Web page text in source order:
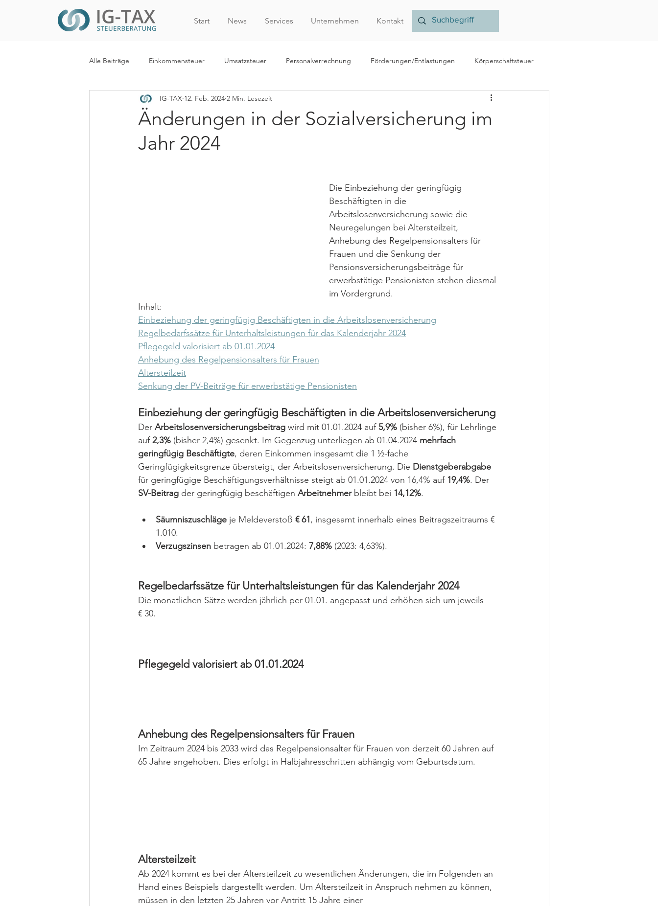
Start News Services Unternehmen Kontakt
Alle Beiträge Einkommensteuer Umsatzsteuer Personalverrechnung Förderungen/Entlastungen Körperschaftsteuer
Internationales Steuerrecht Rechnungslegung/Bilanzierung Ertragsteuer
Kapitalertragsteuer
Änderungen in der Sozialversicherung im
Jahr 2024
IG-TAX 12. Feb. 2024 2 Min. Lesezeit
Die Einbeziehung der geringfügig
Beschäftigten in die
Arbeitslosenversicherung sowie die
Neuregelungen bei Altersteilzeit,
Anhebung des Regelpensionsalters für
Frauen und die Senkung der
Pensionsversicherungsbeiträge für
erwerbstätige Pensionisten stehen diesmal
im Vordergrund.
Inhalt:
Einbeziehung der geringfügig Beschäftigten in die Arbeitslosenversicherung
Regelbedarfssätze für Unterhaltsleistungen für das Kalenderjahr 2024
Pflegegeld valorisiert ab 01.01.2024
Anhebung des Regelpensionsalters für Frauen
Altersteilzeit
Senkung der PV-Beiträge für erwerbstätige Pensionisten
Einbeziehung der geringfügig Beschäftigten in die Arbeitslosenversicherung
Der Arbeitslosenversicherungsbeitrag wird mit 01.01.2024 auf 5,9% (bisher 6%), für Lehrlinge
auf 2,3% (bisher 2,4%) gesenkt. Im Gegenzug unterliegen ab 01.04.2024 mehrfach
geringfügig Beschäftigte, deren Einkommen insgesamt die 1 ½-fache
Geringfügigkeitsgrenze übersteigt, der Arbeitslosenversicherung. Die Dienstgeberabgabe
für geringfügige Beschäftigungsverhältnisse steigt ab 01.01.2024 von 16,4% auf 19,4%. Der
SV-Beitrag der geringfügig beschäftigen Arbeitnehmer bleibt bei 14,12%.
Säumniszuschläge je Meldeverstoß € 61, insgesamt innerhalb eines Beitragszeitraums €
1.010.
Verzugszinsen betragen ab 01.01.2024: 7,88% (2023: 4,63%).
Regelbedarfssätze für Unterhaltsleistungen für das Kalenderjahr 2024
Die monatlichen Sätze werden jährlich per 01.01. angepasst und erhöhen sich um jeweils
€ 30.
Pflegegeld valorisiert ab 01.01.2024
Anhebung des Regelpensionsalters für Frauen
Im Zeitraum 2024 bis 2033 wird das Regelpensionsalter für Frauen von derzeit 60 Jahren auf
65 Jahre angehoben. Dies erfolgt in Halbjahresschritten abhängig vom Geburtsdatum.
Altersteilzeit
Ab 2024 kommt es bei der Altersteilzeit zu wesentlichen Änderungen, die im Folgenden an
Hand eines Beispiels dargestellt werden. Um Altersteilzeit in Anspruch nehmen zu können,
müssen in den letzten 25 Jahren vor Antritt 15 Jahre einer